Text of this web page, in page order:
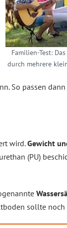
Familien-Test:
durch mehrere
So passen
wird.Gewicht
(PU)
sollte